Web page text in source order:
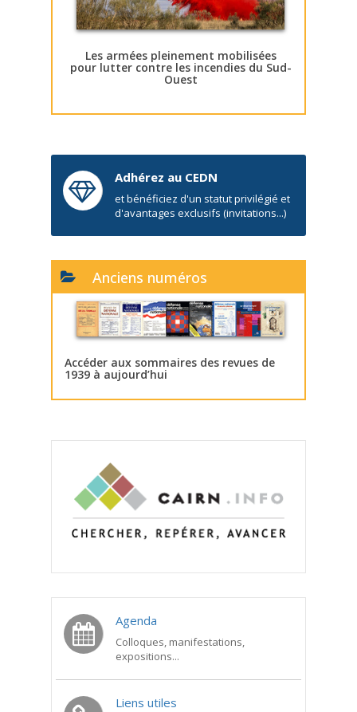
Les armées pleinement mobilisées
pour lutter contre les incendies du Sud-
Ouest
Adhérez au CEDN
et bénéficiez d'un statut privilégié et
d'avantages exclusifs (invitations...)
Anciens numéros
Accéder aux sommaires des revues de
1939 à aujourd’hui
Agenda
Colloques, manifestations,
expositions...
Liens utiles